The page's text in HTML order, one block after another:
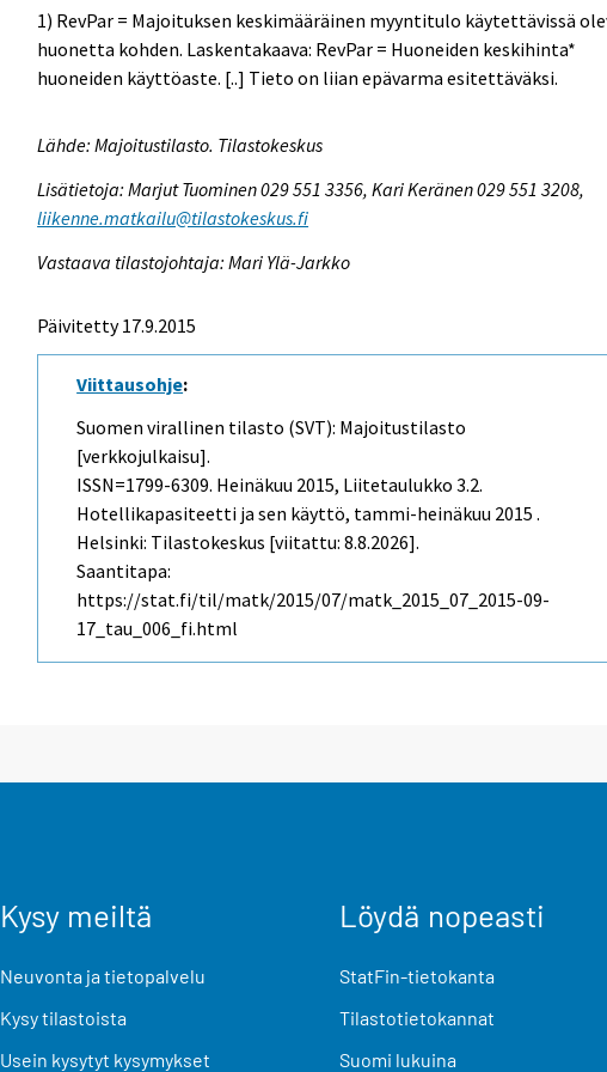
1) RevPar = Majoituksen keskimääräinen myyntitulo käytettävissä
huonetta kohden. Laskentakaava: RevPar = Huoneiden keskihinta*
huoneiden käyttöaste. [..] Tieto on liian epävarma esitettäväksi.
Lähde: Majoitustilasto. Tilastokeskus
Lisätietoja: Marjut Tuominen 029 551 3356, Kari Keränen 029 551 3208,
liikenne.matkailu@tilastokeskus.fi
Vastaava tilastojohtaja: Mari Ylä-Jarkko
Päivitetty 17.9.2015
Viittausohje:
Suomen virallinen tilasto (SVT): Majoitustilasto
[verkkojulkaisu].
ISSN=1799-6309. Heinäkuu 2015, Liitetaulukko 3.2.
Hotellikapasiteetti ja sen käyttö, tammi-heinäkuu 2015 .
Helsinki: Tilastokeskus [viitattu: 8.8.2026].
Saantitapa:
https://stat.fi/til/matk/2015/07/matk_2015_07_2015-09-
17_tau_006_fi.html
Kysy meiltä
Neuvonta ja tietopalvelu
Kysy tilastoista
Usein kysytyt kysymykset
Löydä nopeasti
StatFin-tietokanta
Tilastotietokannat
Suomi lukuina